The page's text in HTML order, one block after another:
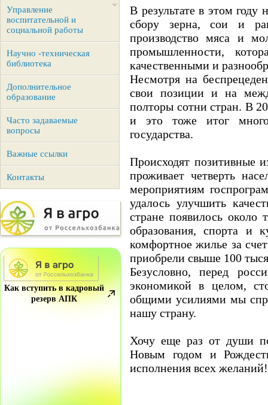
Управление
воспитательной и
социальной работы
Научно -техническая
библиотека
Дополнительное
образование
Часто задаваемые
вопросы
Важные ссылки
Контакты
Как вступить в кадровый
резерв АПК
В результате в этом году
сбору зерна, сои и
производство мяса и
промышленности,
качественными и
Несмотря на
свои позиции и на
полторы сотни стран. В
и это тоже итог
государства.
Происходят позитивные
проживает четверть
мероприятиям
удалось улучшить
стране появилось около
образования, спорта и
комфортное жилье за
приобрели свыше 100
Безусловно, перед
экономикой в целом,
общими усилиями мы
нашу страну.
Хочу еще раз от души
Новым годом и
исполнения всех желаний!